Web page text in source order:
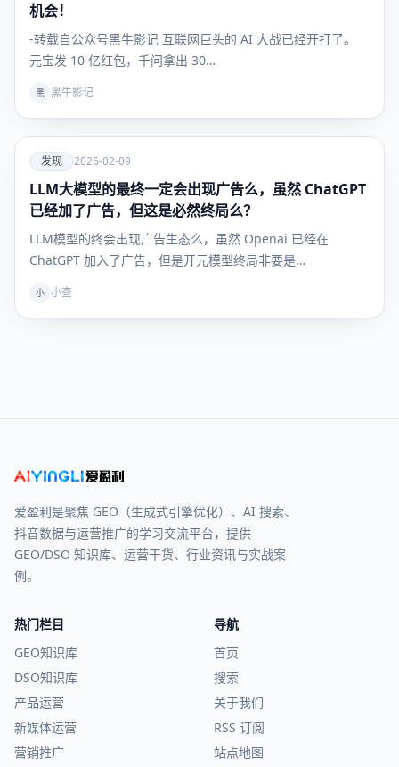
机会！
-转载自公众号黑牛影记 互联网巨头的 AI 大战已经开打了。
元宝发 10 亿红包，千问拿出 30…
黑 黑牛影记
爱
发现
发现 2026-02-09
LLM大模型的最终一定会出现广告么，虽然 ChatGPT
已经加了广告，但这是必然终局么？
LLM模型的终会出现广告生态么，虽然 Openai 已经在
ChatGPT 加入了广告，但是开元模型终局非要是…
小 小查
爱盈利是聚焦 GEO（生成式引擎优化）、AI 搜索、
抖音数据与运营推广的学习交流平台，提供
GEO/DSO 知识库、运营干货、行业资讯与实战案
例。
热门栏目
GEO知识库
DSO知识库
产品运营
新媒体运营
营销推广
导航
首页
搜索
关于我们
RSS 订阅
站点地图